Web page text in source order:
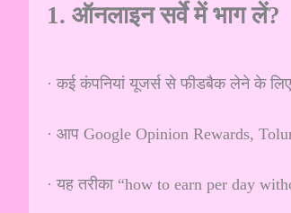
1. ऑनलाइन सर्वे में भाग लें?
· कई कंपनियां यूजर्स से फीडबैक लेने के
· आप Google Opinion Rewards,
· यह तरीका “how to earn per day